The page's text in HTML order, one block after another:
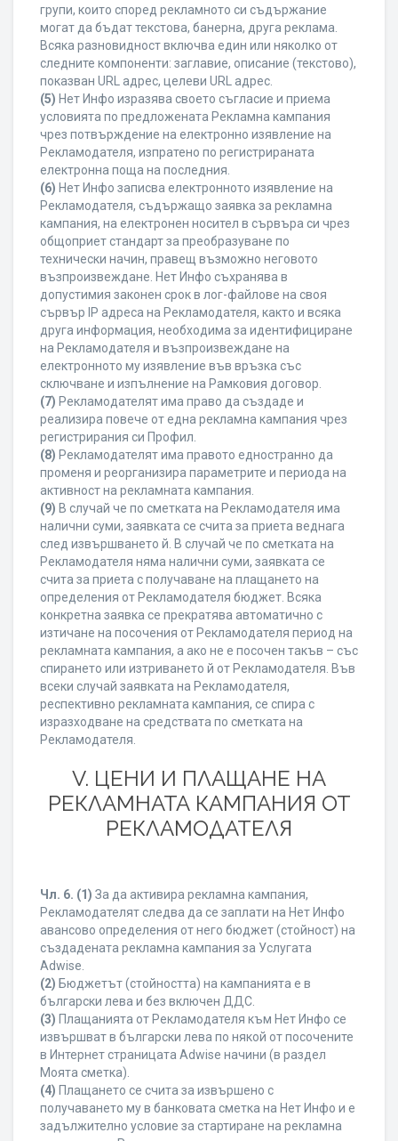
групи, които според рекламното си съдържание
могат да бъдат текстова, банерна, друга реклама.
Всяка разновидност включва един или няколко от
следните компоненти: заглавие, описание (текстово),
показван URL адрес, целеви URL адрес.
(5) Нет Инфо изразява своето съгласие и приема
условията по предложената Рекламна кампания
чрез потвърждение на електронно изявление на
Рекламодателя, изпратено по регистрираната
електронна поща на последния.
(6) Нет Инфо записва електронното изявление на
Рекламодателя, съдържащо заявка за рекламна
кампания, на електронен носител в сървъра си чрез
общоприет стандарт за преобразуване по
технически начин, правещ възможно неговото
възпроизвеждане. Нет Инфо съхранява в
допустимия законен срок в лог-файлове на своя
сървър IP адреса на Рекламодателя, както и всяка
друга информация, необходима за идентифициране
на Рекламодателя и възпроизвеждане на
електронното му изявление във връзка със
сключване и изпълнение на Рамковия договор.
(7) Рекламодателят има право да създаде и
реализира повече от една рекламна кампания чрез
регистрирания си Профил.
(8) Рекламодателят има правото едностранно да
променя и реорганизира параметрите и периода на
активност на рекламната кампания.
(9) В случай че по сметката на Рекламодателя има
налични суми, заявката се счита за приета веднага
след извършването й. В случай че по сметката на
Рекламодателя няма налични суми, заявката се
счита за приета с получаване на плащането на
определения от Рекламодателя бюджет. Всяка
конкретна заявка се прекратява автоматично с
изтичане на посочения от Рекламодателя период на
рекламната кампания, а ако не е посочен такъв – със
спирането или изтриването й от Рекламодателя. Във
всеки случай заявката на Рекламодателя,
респективно рекламната кампания, се спира с
изразходване на средствата по сметката на
Рекламодателя.
V. ЦЕНИ И ПЛАЩАНЕ НА
РЕКЛАМНАТА КАМПАНИЯ ОТ
РЕКЛАМОДАТЕЛЯ
Чл. 6. (1) За да активира рекламна кампания,
Рекламодателят следва да се заплати на Нет Инфо
авансово определения от него бюджет (стойност) на
създадената рекламна кампания за Услугата
Adwise.
(2) Бюджетът (стойността) на кампанията е в
български лева и без включен ДДС.
(3) Плащанията от Рекламодателя към Нет Инфо се
извършват в български лева по някой от посочените
в Интернет страницата Adwise начини (в раздел
Моята сметка).
(4) Плащането се счита за извършено с
получаването му в банковата сметка на Нет Инфо и е
задължително условие за стартиране на рекламна